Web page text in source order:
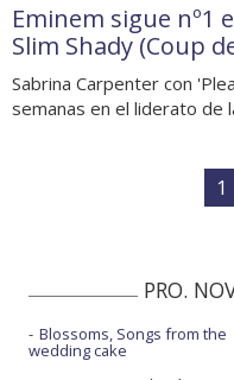
Eminem sigue nº1
Slim Shady (Coup
Sabrina Carpenter con
semanas en el liderato de
1
PRO.
Blossoms, Songs from the
wedding cake